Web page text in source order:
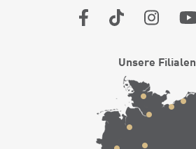
Unsere Filialen